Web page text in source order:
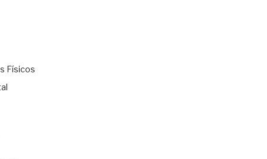
Físicos